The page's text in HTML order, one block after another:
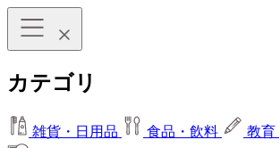
カテゴリ
雑貨・日用品 食品・飲料 教育